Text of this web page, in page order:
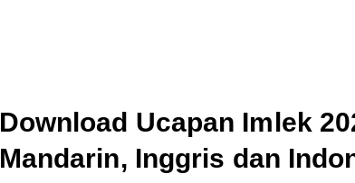
Download Ucapan Imlek
Mandarin, Inggris dan